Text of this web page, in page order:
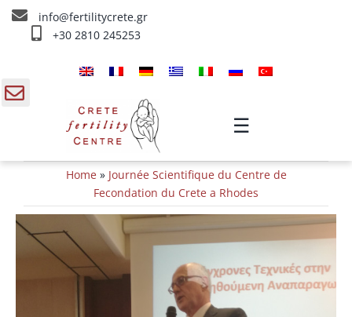
Skip
info@fertilitycrete.gr
+30 2810 245253
☰
À propos de nous
Fecondation traitements
Rajeunissement et Fertilité
IV traitements
Contact
Home» Journée Scientifique du Centre de
Fecondation du Crete a Rhodes